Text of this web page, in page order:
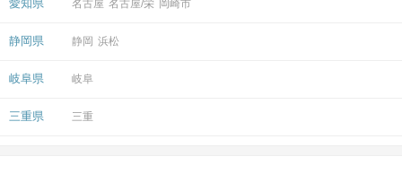
愛知県 名古屋 名古屋/栄 岡崎市
静岡県 静岡 浜松
岐阜県 岐阜
三重県 三重